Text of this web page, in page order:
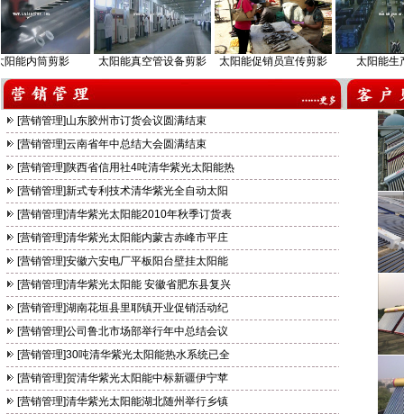
e+博士
清华紫光太阳能四季欢喜系列
内筒剪影 太阳能真空管设备剪影 太阳能促销员宣传剪影 太阳能生产基
[营销管理]山东胶州市订货会议圆满结束
[营销管理]云南省年中总结大会圆满结束
[营销管理]陕西省信用社4吨清华紫光太阳能热
[营销管理]新式专利技术清华紫光全自动太阳
[营销管理]清华紫光太阳能2010年秋季订货表
[营销管理]清华紫光太阳能内蒙古赤峰市平庄
[营销管理]安徽六安电厂平板阳台壁挂太阳能
[营销管理]清华紫光太阳能 安徽省肥东县复兴
[营销管理]湖南花垣县里耶镇开业促销活动纪
[营销管理]公司鲁北市场部举行年中总结会议
[营销管理]30吨清华紫光太阳能热水系统已全
[营销管理]贺清华紫光太阳能中标新疆伊宁苹
[营销管理]清华紫光太阳能湖北随州举行乡镇